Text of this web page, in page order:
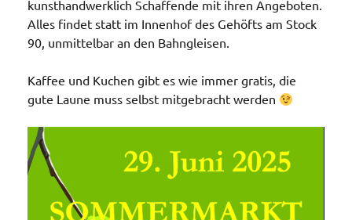
kunsthandwerklich Schaffende mit ihren Angeboten.
Alles findet statt im Innenhof des Gehöfts am Stock
90, unmittelbar an den Bahngleisen.
Kaffee und Kuchen gibt es wie immer gratis, die
gute Laune muss selbst mitgebracht werden